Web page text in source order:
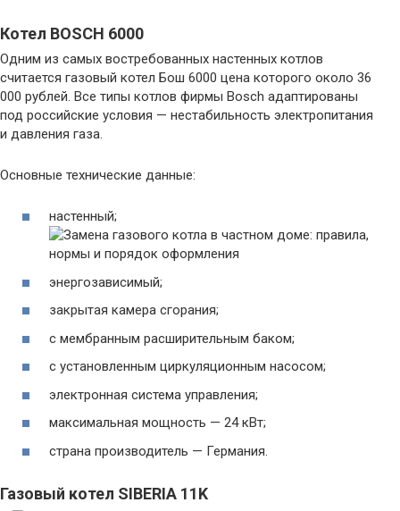
Котел BOSCH 6000
Одним из самых востребованных настенных котлов
считается газовый котел Бош 6000 цена которого около 36
000 рублей. Все типы котлов фирмы Bosch адаптированы
под российские условия — нестабильность электропитания
и давления газа.
Основные технические данные:
настенный;
энергозависимый;
закрытая камера сгорания;
с мембранным расширительным баком;
с установленным циркуляционным насосом;
электронная система управления;
максимальная мощность — 24 кВт;
страна производитель — Германия.
Газовый котел SIBERIA 11K